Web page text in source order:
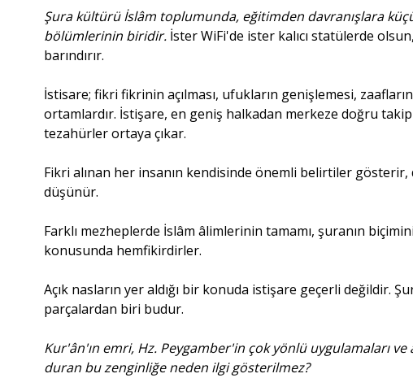
Şura kültürü İslâm toplumunda, eğitimden davranışlara
bölümlerinin biridir. İster WiFi'de ister kalıcı statülerde
barındırır.
İstisare; fikri fikrinin açılması, ufukların genişlemesi,
ortamlardır. İstişare, en geniş halkadan merkeze doğru
tezahürler ortaya çıkar.
Fikri alınan her insanın kendisinde önemli belirtiler gösterir,
düşünür.
Farklı mezheplerde İslâm âlimlerinin tamamı, şuranın
konusunda hemfikirdirler.
Açık nasların yer aldığı bir konuda istişare geçerli değildir.
parçalardan biri budur.
Kur'ân'ın emri, Hz. Peygamber'in çok yönlü uygulamaları
duran bu zenginliğe neden ilgi gösterilmez?